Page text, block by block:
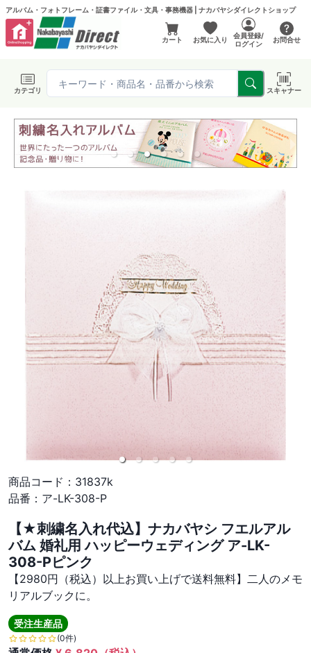
アルバム・フォトフレーム・証書ファイル・文具・事務機器 | ナカバヤシダイレクトショップ
カート お気に入り
会員登録/
ログイン
お問合せ
カテゴリ スキャナー
商品コード： 31837k
品番： ア-LK-308-P
【★刺繍名入れ代込】ナカバヤシ フエルアル
バム 婚礼用 ハッピーウェディング ア-LK-
308-Pピンク
【2980円（税込）以上お買い上げで送料無料】二人のメモ
リアルブックに。
受注生産品
(0件)